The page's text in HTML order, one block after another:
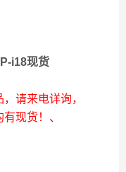
i18现货
请来电详询，
现货！、